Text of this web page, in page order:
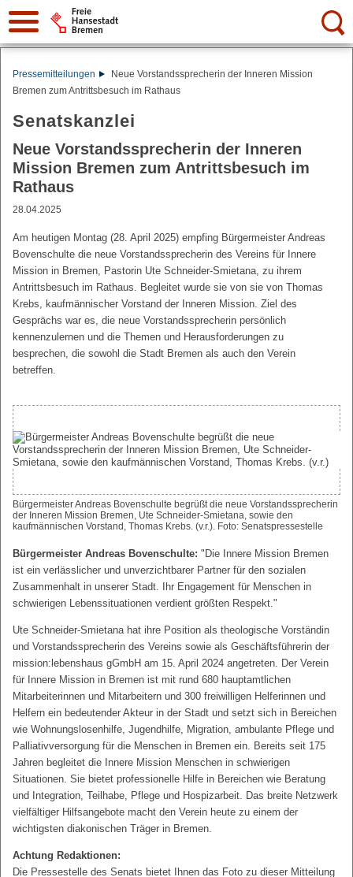
Suche:
Pressemitteilungen
Neue Vorstandssprecherin der Inneren Mission
Bremen zum Antrittsbesuch im Rathaus
Senatskanzlei
Neue Vorstandssprecherin der Inneren
Mission Bremen zum Antrittsbesuch im
Rathaus
28.04.2025
Am heutigen Montag (28. April 2025) empfing Bürgermeister Andreas
Bovenschulte die neue Vorstandssprecherin des Vereins für Innere
Mission in Bremen, Pastorin Ute Schneider-Smietana, zu ihrem
Antrittsbesuch im Rathaus. Begleitet wurde sie von sie von Thomas
Krebs, kaufmännischer Vorstand der Inneren Mission. Ziel des
Gesprächs war es, die neue Vorstandssprecherin persönlich
kennenzulernen und die Themen und Herausforderungen zu
besprechen, die sowohl die Stadt Bremen als auch den Verein
betreffen.
Bürgermeister Andreas Bovenschulte begrüßt die neue Vorstandssprecherin
der Inneren Mission Bremen, Ute Schneider-Smietana, sowie den
kaufmännischen Vorstand, Thomas Krebs. (v.r.). Foto: Senatspressestelle
Bürgermeister Andreas Bovenschulte: "Die Innere Mission Bremen
ist ein verlässlicher und unverzichtbarer Partner für den sozialen
Zusammenhalt in unserer Stadt. Ihr Engagement für Menschen in
schwierigen Lebenssituationen verdient größten Respekt."
Ute Schneider-Smietana hat ihre Position als theologische Vorständin
und Vorstandssprecherin des Vereins sowie als Geschäftsführerin der
mission:lebenshaus gGmbH am 15. April 2024 angetreten. Der Verein
für Innere Mission in Bremen ist mit rund 680 hauptamtlichen
Mitarbeiterinnen und Mitarbeitern und 300 freiwilligen Helferinnen und
Helfern ein bedeutender Akteur in der Stadt und setzt sich in Bereichen
wie Wohnungslosenhilfe, Jugendhilfe, Migration, ambulante Pflege und
Palliativversorgung für die Menschen in Bremen ein. Bereits seit 175
Jahren begleitet die Innere Mission Menschen in schwierigen
Situationen. Sie bietet professionelle Hilfe in Bereichen wie Beratung
und Integration, Teilhabe, Pflege und Hospizarbeit. Das breite Netzwerk
vielfältiger Hilfsangebote macht den Verein heute zu einem der
wichtigsten diakonischen Träger in Bremen.
Achtung Redaktionen:
Die Pressestelle des Senats bietet Ihnen das Foto zu dieser Mitteilung